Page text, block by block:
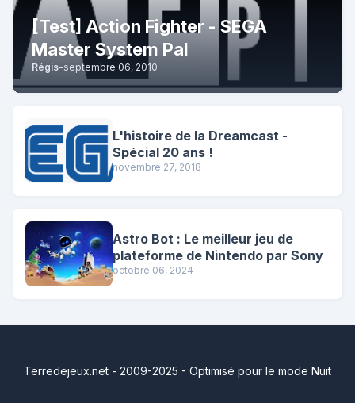
[Test] Action Fighter - SEGA
Master System Pal
Régis-septembre 06, 2010
L'histoire de la Dreamcast -
Spécial 20 ans !
novembre 27, 2018
Astro Bot : Le meilleur jeu de
plateforme de Nintendo par Sony
octobre 06, 2024
Terredejeux.net - 2009-2025 - Optimisé pour le mode Nuit